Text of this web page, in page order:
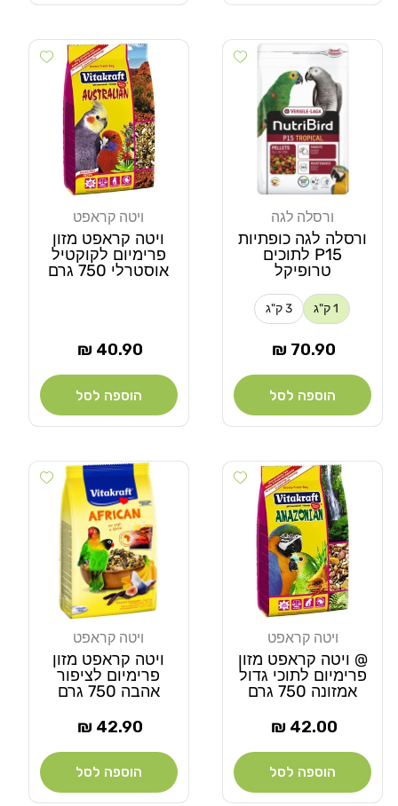
Add wishlist
ורסלה לגה
ורסלה לגה כופתיות
P15 לתוכים
טרופיקל
1 ק"ג 3 ק"ג
מחיר
70.90 ₪
הוספה לסל
wishlist
ויטה קראפט
ויטה קראפט מזון
פרימיום לקוקטיל
אוסטרלי 750 גרם
מחיר
40.90 ₪
הוספה לסל
Add wishlist
ויטה קראפט
@ ויטה קראפט מזון
פרימיום לתוכי גדול
אמזונה 750 גרם
מחיר
42.00 ₪
הוספה לסל
wishlist
ויטה קראפט
ויטה קראפט מזון
פרימיום לציפור
אהבה 750 גרם
מחיר
42.90 ₪
הוספה לסל